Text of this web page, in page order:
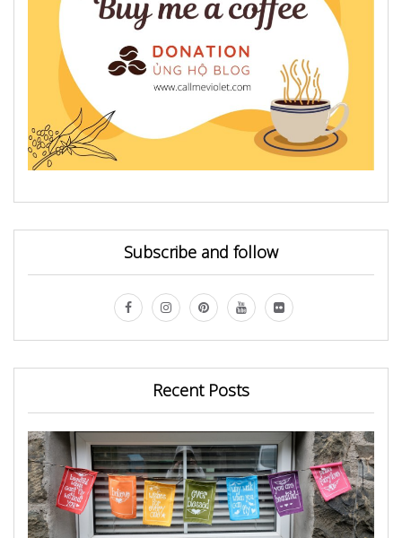
Subscribe and follow
Recent Posts